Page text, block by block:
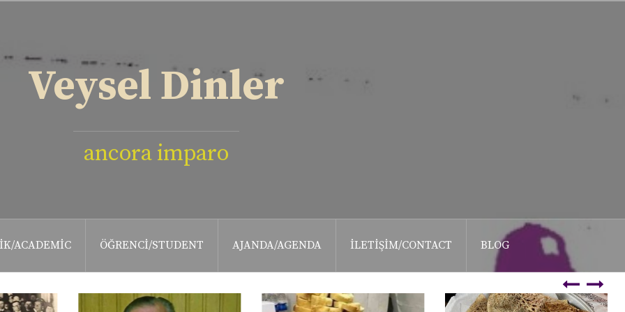
Veysel Dinler
ancora imparo
ACADEMIC ÖĞRENCI/STUDENT AJANDA/AGENDA İLETIŞIM/CONTACT BLOG